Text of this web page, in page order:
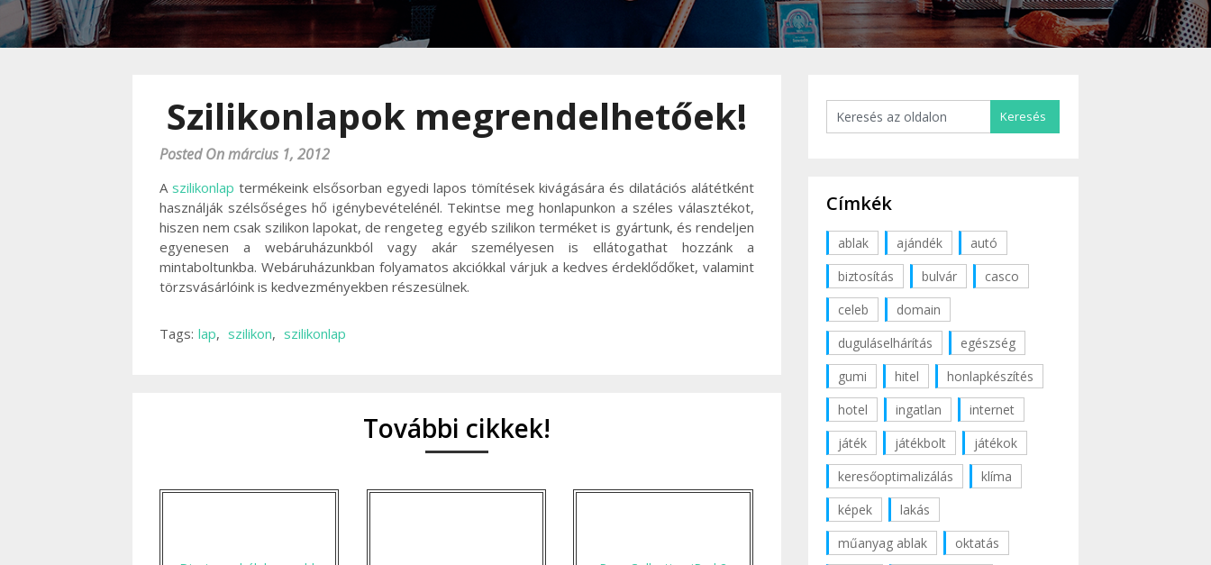
Szilikonlapok megrendelhetőek!
Posted On március 1, 2012
A szilikonlap termékeink elsősorban egyedi lapos tömítések kivágására és dilatációs alátétként
használják szélsőséges hő igénybevételénél. Tekintse meg honlapunkon a széles választékot,
hiszen nem csak szilikon lapokat, de rengeteg egyéb szilikon terméket is gyártunk, és rendeljen
egyenesen a webáruházunkból vagy akár személyesen is ellátogathat hozzánk a
mintaboltunkba. Webáruházunkban folyamatos akciókkal várjuk a kedves érdeklődőket, valamint
törzsvásárlóink is kedvezményekben részesülnek.
Tags: lap, szilikon, szilikonlap
További cikkek!
Címkék
ablak ajándék
autó
biztosítás
bulvár
casco
celeb
domain
duguláselhárítás
egészség
gumi
hitel
honlapkészítés
hotel
ingatlan
internet
játék
játékbolt
játékok
keresőoptimalizálás
klíma
képek
lakás
műanyag ablak
oktatás